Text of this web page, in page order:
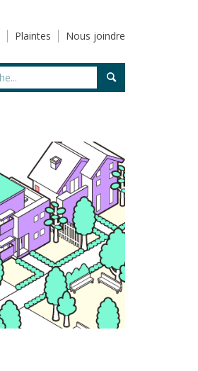
Plaintes Nous joindre